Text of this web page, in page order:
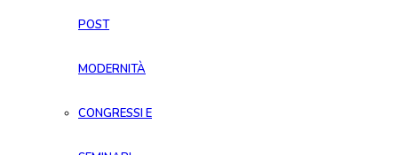
POST
MODERNITÀ
CONGRESSI E